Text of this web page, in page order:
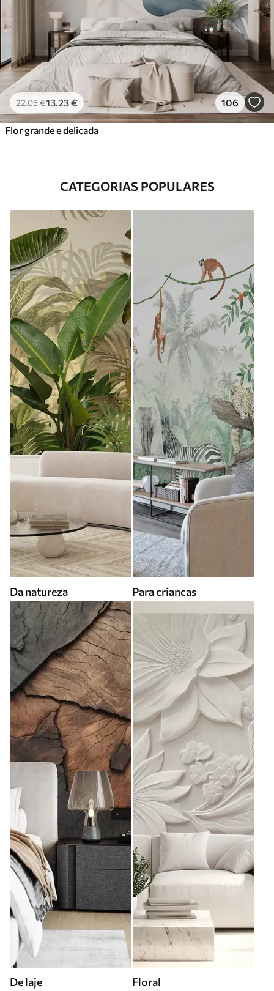
22.05€13 .23€ 106
Flor grande e delicada
CATEGORIAS POPULARES
Da natureza Para criancas
De laje Floral